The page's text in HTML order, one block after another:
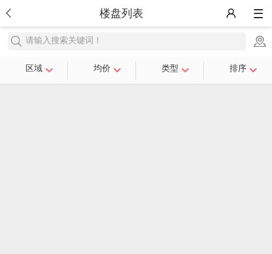
楼盘列表
请输入搜索关键词！
区域 均价 类型 排序